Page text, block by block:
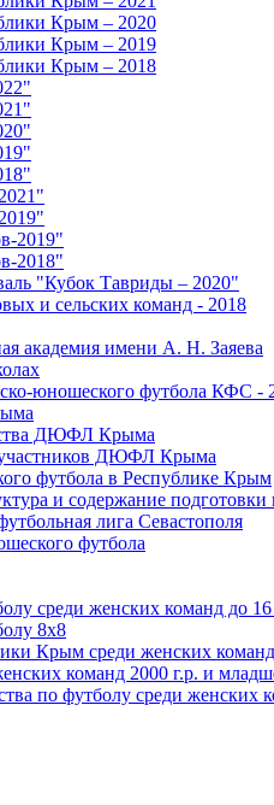
Крым – 2020
Крым – 2019
Крым – 2018
2019"
2018"
"Кубок Тавриды – 2020"
и сельских команд - 2018
академия имени А. Н. Заяева
юношеского футбола КФС -
ДЮФЛ Крыма
ДЮФЛ Крыма
футбола в Республике Крым
и содержание
лига Севастополя
футбола
среди женских команд до 16
8х8
Крым среди женских команд
команд 2000 г.р. и
по футболу среди женских